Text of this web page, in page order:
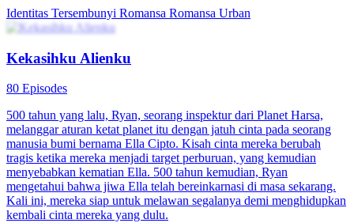
Identitas Tersembunyi Romansa Romansa Urban
Kekasihku Alienku
80 Episodes
500 tahun yang lalu, Ryan, seorang inspektur dari Planet Harsa,
melanggar aturan ketat planet itu dengan jatuh cinta pada seorang
manusia bumi bernama Ella Cipto. Kisah cinta mereka berubah
tragis ketika mereka menjadi target perburuan, yang kemudian
menyebabkan kematian Ella. 500 tahun kemudian, Ryan
mengetahui bahwa jiwa Ella telah bereinkarnasi di masa sekarang.
Kali ini, mereka siap untuk melawan segalanya demi menghidupkan
kembali cinta mereka yang dulu.